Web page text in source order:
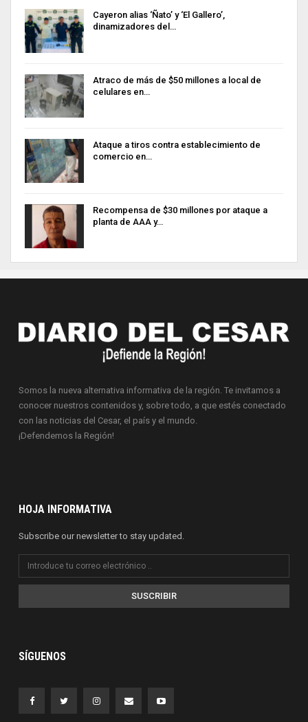
Cayeron alias ‘Ñato’ y ‘El Gallero’,
dinamizadores del…
Atraco de más de $50 millones a local de
celulares en…
Ataque a tiros contra establecimiento de
comercio en…
Recompensa de $30 millones por ataque a
planta de AAA y…
Somos la nueva alternativa informativa de la región. Te invitamos a
conocer nuestros contenidos y, sobre todo, a que estés conectado
con las noticias del Cesar, el país y el mundo.
¡Defendemos la Región!
HOJA INFORMATIVA
Subscribe our newsletter to stay updated.
SUSCRIBIR
SÍGUENOS